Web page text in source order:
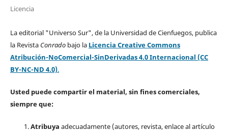
Licencia
La editorial "Universo Sur", de la Universidad de Cienfuegos, publica
la Revista Conradobajo la Licencia Creative Commons
Atribución-NoComercial-SinDerivadas 4.0 Internacional (CC
BY-NC-ND 4.0).
Usted puede compartir el material, sin fines comerciales,
siempre que:
Atribuya adecuadamente (autores, revista, enlace al artículo